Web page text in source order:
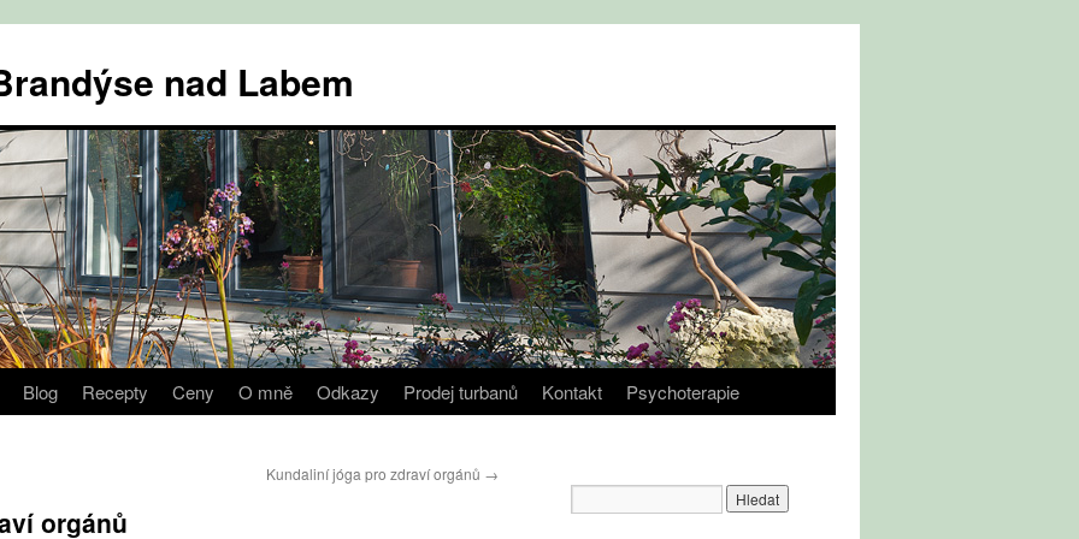
nad Labem
Blog Recepty Ceny O mně Odkazy Prodej turbanů Kontakt Psychoterapie
Kundaliní jóga pro zdraví orgánů →
orgánů